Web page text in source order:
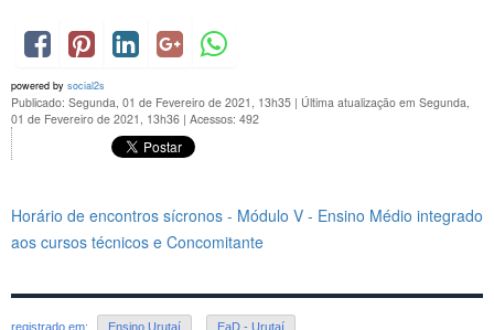
powered by social2s
Publicado: Segunda, 01 de Fevereiro de 2021, 13h35 | Última atualização em Segunda,
01 de Fevereiro de 2021, 13h36 | Acessos: 492
Horário de encontros sícronos - Módulo V - Ensino Médio integrado
aos cursos técnicos e Concomitante
registrado em: Ensino Urutaí EaD - Urutaí